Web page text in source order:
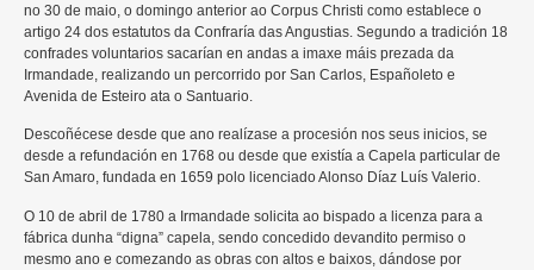
no 30 de maio, o domingo anterior ao Corpus Christi como establece o
artigo 24 dos estatutos da Confraría das Angustias. Segundo a tradición 18
confrades voluntarios sacarían en andas a imaxe máis prezada da
Irmandade, realizando un percorrido por San Carlos, Españoleto e
Avenida de Esteiro ata o Santuario.
Descoñécese desde que ano realízase a procesión nos seus inicios, se
desde a refundación en 1768 ou desde que existía a Capela particular de
San Amaro, fundada en 1659 polo licenciado Alonso Díaz Luís Valerio.
O 10 de abril de 1780 a Irmandade solicita ao bispado a licenza para a
fábrica dunha “digna” capela, sendo concedido devandito permiso o
mesmo ano e comezando as obras con altos e baixos, dándose por